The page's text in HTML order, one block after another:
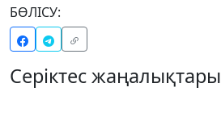
БӨЛІСУ:
Серіктес жаңалықтары